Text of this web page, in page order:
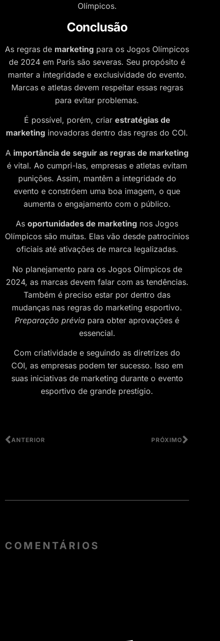
Olímpicos.
Conclusão
As regras de marketing para os Jogos Olímpicos
de 2024 em Paris são severas. Seu propósito é
manter a integridade e exclusividade do evento.
Marcas e atletas devem respeitar essas regras
para evitar problemas.
É possível, porém, criar estratégias de
marketing inovadoras dentro das regras do COI.
A importância de seguir as regras de marketing
é vital. Ao cumpri-las, empresas e atletas evitam
punições. Assim, mantêm a integridade do
evento e constróem uma boa imagem, o que
aumenta o engajamento com o público.
As oportunidades de marketing nos Jogos
Olímpicos são muitas. Elas vão desde patrocínios
oficiais até ativações de marca legalizadas.
No planejamento para os Jogos Olímpicos de
2024, as marcas devem falar com as tendências.
Também é preciso estar por dentro das
mudanças nas regras do marketing esportivo.
Preparação prévia para obter aprovações é
essencial.
Com criatividade e seguindo as diretrizes do
COI, as empresas podem ter sucesso. Isso em
suas iniciativas de marketing durante o evento
esportivo de grande prestígio.
ANTERIOR PRÓXIMO
COMENTÁRIOS